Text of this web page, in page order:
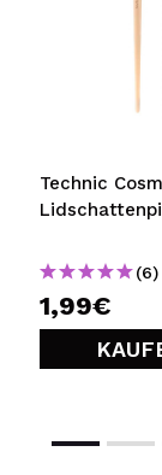
Technic
(6)
1,99€